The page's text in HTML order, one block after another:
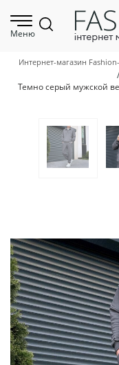
Меню
Интернет-магазин
/
Темно серый мужской